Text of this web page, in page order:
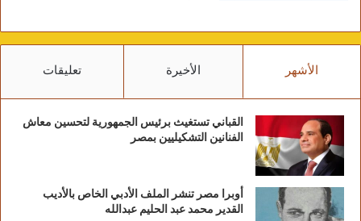
الأشهر الأخيرة تعليقات
القباني تستغيث برئيس الجمهورية لتحسين معاش
الفنانين التشكيليين بمصر
أوبرا مصر تنشر الملف الأدبي الخاص بالأديب
القدير محمد عبد الحليم عبدالله